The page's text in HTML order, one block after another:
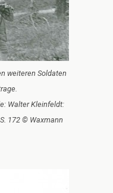
weiteren Soldaten
Walter Kleinfeldt:
172 © Waxmann